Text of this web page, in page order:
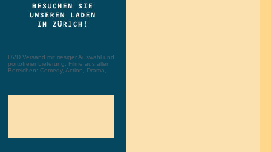
DVD Versand mit riesiger Auswahl und
portofreier Lieferung. Filme aus allen
Bereichen: Comedy, Action, Drama, ...